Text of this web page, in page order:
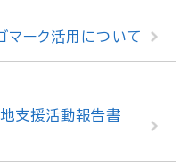
マーク活用について
地支援活動報告書